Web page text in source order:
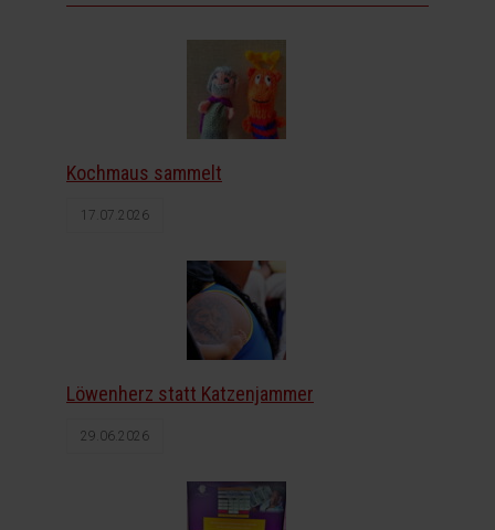
Kochmaus sammelt
17.07.2026
Löwenherz statt Katzenjammer
29.06.2026